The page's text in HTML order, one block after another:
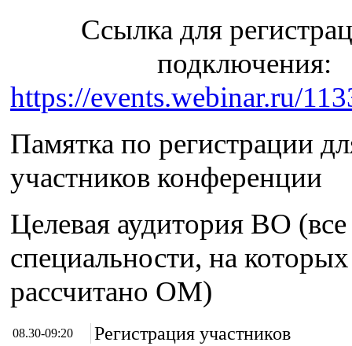
Ссылка для
подключения:
https://events.webinar.ru/
Памятка по регистрации
участников конференции
Целевая аудитория ВО (все
специальности, на которых
рассчитано ОМ)
08.30-09:20 Регистрация участников